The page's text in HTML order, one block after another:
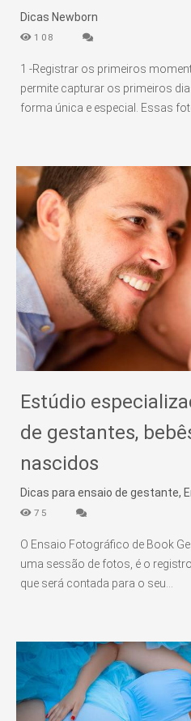
Dicas Newborn
108
1 -Registrar os primeiros
permite capturar os primeiros
forma única e especial. Essas
Estúdio
de gestantes,
nascidos
Dicas para ensaio de gestante,
75
O Ensaio Fotográfico de Book
uma sessão de fotos, é o
que será contada para o seu...